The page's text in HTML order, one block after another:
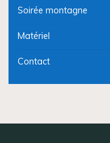
Soirée montagne
Matériel
Contact